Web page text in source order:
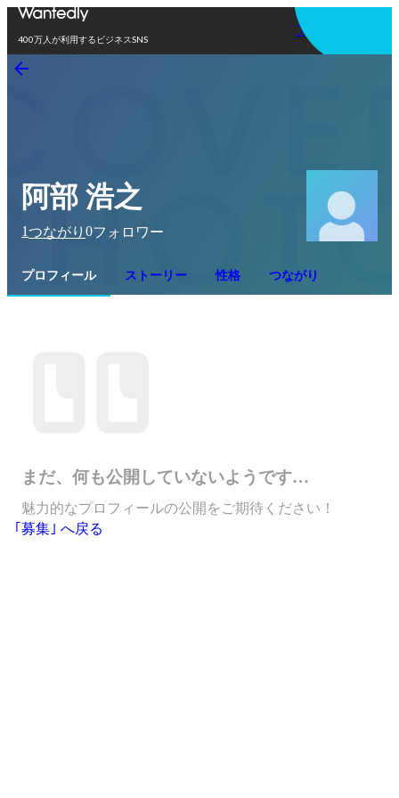
400万人が利用するビジネスSNS
アプリを使う
阿部 浩之
1つながり 0フォロワー
プロフィール ストーリー 性格 つながり
まだ、何も公開していないようです…
魅力的なプロフィールの公開をご期待ください！
｢募集｣ へ戻る